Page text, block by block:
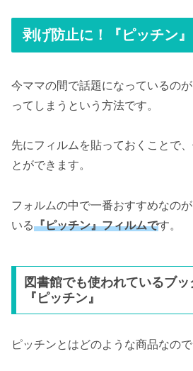
剥げ防止に！『ピッチン
今ママの間で話題になっているの
ってしまうという方法です。
先にフィルムを貼っておくことで
とができます。
フォルムの中で一番おすすめなの
いる『ピッチン』フィルムです。
図書館でも使われているブ
『ピッチン』
ピッチンとはどのような商品なので